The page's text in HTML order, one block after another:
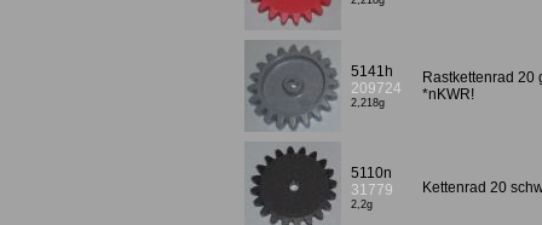
5141h
209724
2,218g
Rastkettenrad 20
*nKWR!
5110n
31779
2,2g
Kettenrad 20